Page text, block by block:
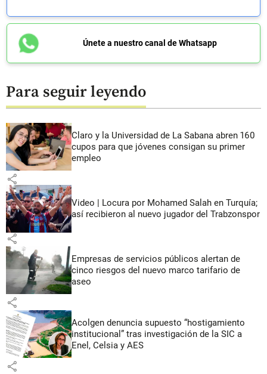
Únete a nuestro canal de Whatsapp
Para seguir leyendo
Claro y la Universidad de La Sabana abren 160
cupos para que jóvenes consigan su primer
empleo
share
Video | Locura por Mohamed Salah en Turquía;
así recibieron al nuevo jugador del Trabzonspor
share
Empresas de servicios públicos alertan de
cinco riesgos del nuevo marco tarifario de
aseo
share
Acolgen denuncia supuesto “hostigamiento
institucional” tras investigación de la SIC a
Enel, Celsia y AES
share